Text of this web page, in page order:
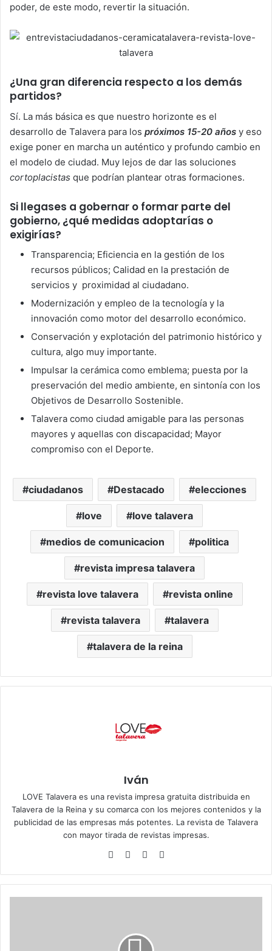
poder, de este modo, revertir la situación.
¿Una gran diferencia respecto a los demás
partidos?
Sí. La más básica es que nuestro horizonte es el
desarrollo de Talavera para los próximos 15-20 años y eso
exige poner en marcha un auténtico y profundo cambio en
el modelo de ciudad. Muy lejos de dar las soluciones
cortoplacistas que podrían plantear otras formaciones.
Si llegases a gobernar o formar parte del
gobierno, ¿qué medidas adoptarías o
exigirías?
Transparencia; Eficiencia en la gestión de los
recursos públicos; Calidad en la prestación de
servicios y proximidad al ciudadano.
Modernización y empleo de la tecnología y la
innovación como motor del desarrollo económico.
Conservación y explotación del patrimonio histórico y
cultura, algo muy importante.
Impulsar la cerámica como emblema; puesta por la
preservación del medio ambiente, en sintonía con los
Objetivos de Desarrollo Sostenible.
Talavera como ciudad amigable para las personas
mayores y aquellas con discapacidad; Mayor
compromiso con el Deporte.
ciudadanos Destacado elecciones
love love talavera
medios de comunicacion politica
revista impresa talavera
revista love talavera revista online
revista talavera talavera
talavera de la reina
Iván
LOVE Talavera es una revista impresa gratuita distribuida en
Talavera de la Reina y su comarca con los mejores contenidos y la
publicidad de las empresas más potentes. La revista de Talavera
con mayor tirada de revistas impresas.
Siti
we
b
Fa
bo
ok
X
ra
m